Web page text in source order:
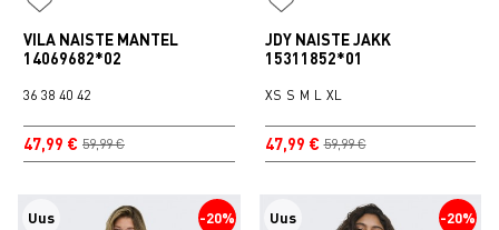
VILA NAISTE MANTEL
14069682*02
47,99 € 59,99 €
36 38 40 42
JDY NAISTE JAKK
15311852*01
47,99 € 59,99 €
XS S M L XL
-20%
Uus -20%
Uus